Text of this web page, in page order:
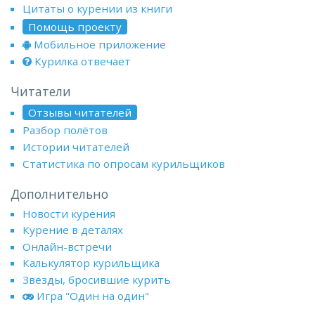
Цитаты о курении из книги
Помощь проекту
Мобильное приложение
Курилка отвечает
Читатели
Отзывы читателей
Разбор полётов
Истории читателей
Статистика по опросам курильщиков
Дополнительно
Новости курения
Курение в деталях
Онлайн-встречи
Калькулятор курильщика
Звёзды, бросившие курить
Игра "Один на один"